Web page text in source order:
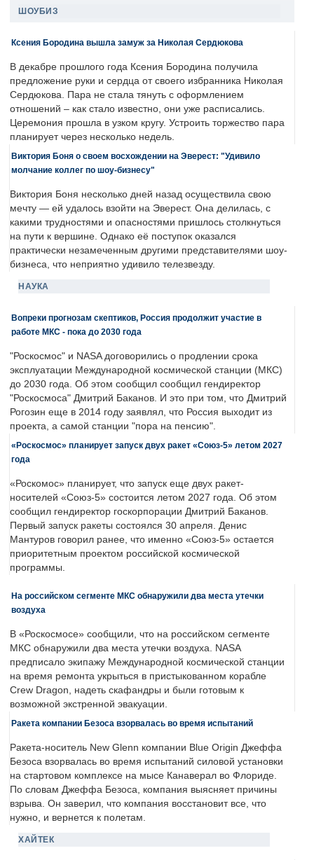
ШОУБИЗ
Ксения Бородина вышла замуж за Николая Сердюкова
В декабре прошлого года Ксения Бородина получила
предложение руки и сердца от своего избранника Николая
Сердюкова. Пара не стала тянуть с оформлением
отношений – как стало известно, они уже расписались.
Церемония прошла в узком кругу. Устроить торжество пара
планирует через несколько недель.
Виктория Боня о своем восхождении на Эверест: "Удивило
молчание коллег по шоу-бизнесу"
Виктория Боня несколько дней назад осуществила свою
мечту — ей удалось взойти на Эверест. Она делилась, с
какими трудностями и опасностями пришлось столкнуться
на пути к вершине. Однако её поступок оказался
практически незамеченным другими представителями шоу-
бизнеса, что неприятно удивило телезвезду.
НАУКА
Вопреки прогнозам скептиков, Россия продолжит участие в
работе МКС - пока до 2030 года
"Роскосмос" и NASA договорились о продлении срока
эксплуатации Международной космической станции (МКС)
до 2030 года. Об этом сообщил сообщил гендиректор
"Роскосмоса" Дмитрий Баканов. И это при том, что Дмитрий
Рогозин еще в 2014 году заявлял, что Россия выходит из
проекта, а самой станции "пора на пенсию".
«Роскосмос» планирует запуск двух ракет «Союз-5» летом 2027
года
«Роскомос» планирует, что запуск еще двух ракет-
носителей «Союз-5» состоится летом 2027 года. Об этом
сообщил гендиректор госкорпорации Дмитрий Баканов.
Первый запуск ракеты состоялся 30 апреля. Денис
Мантуров говорил ранее, что именно «Союз-5» остается
приоритетным проектом российской космической
программы.
На российском сегменте МКС обнаружили два места утечки
воздуха
В «Роскосмосе» сообщили, что на российском сегменте
МКС обнаружили два места утечки воздуха. NASA
предписало экипажу Международной космической станции
на время ремонта укрыться в пристыкованном корабле
Crew Dragon, надеть скафандры и были готовым к
возможной экстренной эвакуации.
Ракета компании Безоса взорвалась во время испытаний
Ракета-носитель New Glenn компании Blue Origin Джеффа
Безоса взорвалась во время испытаний силовой установки
на стартовом комплексе на мысе Канаверал во Флориде.
По словам Джеффа Безоса, компания выясняет причины
взрыва. Он заверил, что компания восстановит все, что
нужно, и вернется к полетам.
ХАЙТЕК